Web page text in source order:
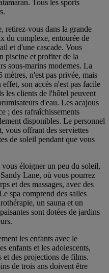
Tous les sports
retirez-vous dans la grande
du complexe, entourée de
et d'une cascade. Vous
piscine et profiter de la
sous-marins modernes. La
n'est pas privée, mais
son accès n'est pas facile
les clients de l'hôtel peuvent
d'eau. Les acajous
; des rafraîchissements
disponibles. Le personnel
vous offrant des serviettes
de soleil pendant que vous
éloigner un peu du soleil,
Lane, où vous pourrez
et des massages, avec des
spa comprend des salles
un sauna et un
sont dotées de jardins
les enfants avec le
enfants et les adolescents,
et des projections de films.
de trois ans doivent être